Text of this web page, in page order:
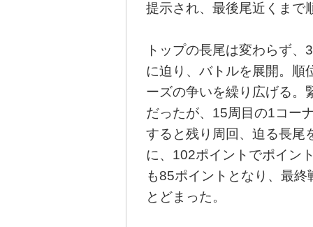
提示され、最後尾近くまで
トップの長尾は変わらず
に迫り、バトルを展開。順
ーズの争いを繰り広げる。
だったが、15周目の1コー
すると残り周回、迫る長尾
に、102ポイントでポイン
も85ポイントとなり、最
とどまった。